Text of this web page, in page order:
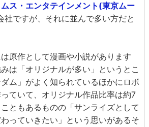
ムス・エンタテインメント(東京ムー
社ですが、それに並んで多い方だと
原作として漫画や小説があります
は「オリジナルが多い」というとこ
ム」がよく知られているほかにロボ
ていて、オリジナル作品比率は約7
ともあるものの「サンライズとして
っていきたい」という思いがあるそ